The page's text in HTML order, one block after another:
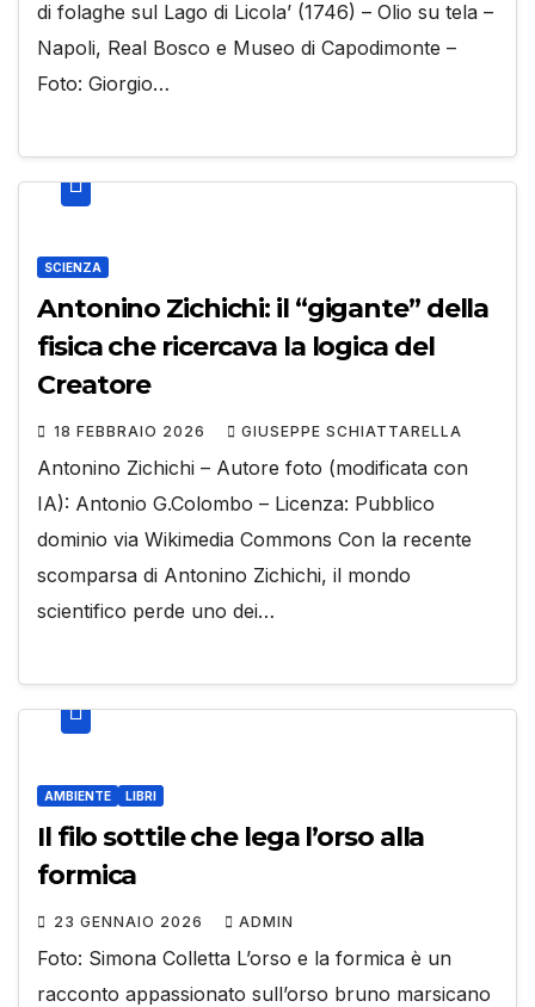
di folaghe sul Lago di Licola’ (1746) – Olio su tela –
Napoli, Real Bosco e Museo di Capodimonte –
Foto: Giorgio…
SCIENZA
Antonino Zichichi: il “gigante” della
fisica che ricercava la logica del
Creatore
18 FEBBRAIO 2026 GIUSEPPE SCHIATTARELLA
Antonino Zichichi – Autore foto (modificata con
IA): Antonio G.Colombo – Licenza: Pubblico
dominio via Wikimedia Commons Con la recente
scomparsa di Antonino Zichichi, il mondo
scientifico perde uno dei…
AMBIENTE LIBRI
Il filo sottile che lega l’orso alla
formica
23 GENNAIO 2026 ADMIN
Foto: Simona Colletta L’orso e la formica è un
racconto appassionato sull’orso bruno marsicano